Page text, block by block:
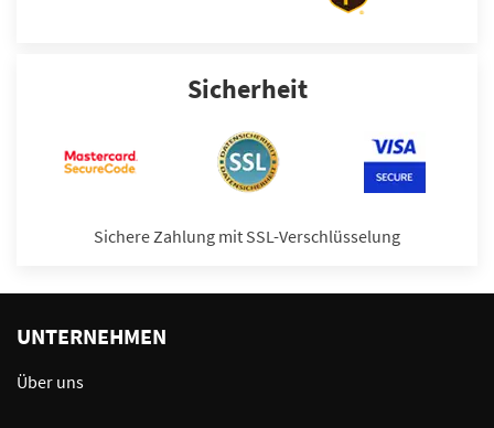
Sicherheit
Sichere Zahlung mit SSL-Verschlüsselung
UNTERNEHMEN
Über uns